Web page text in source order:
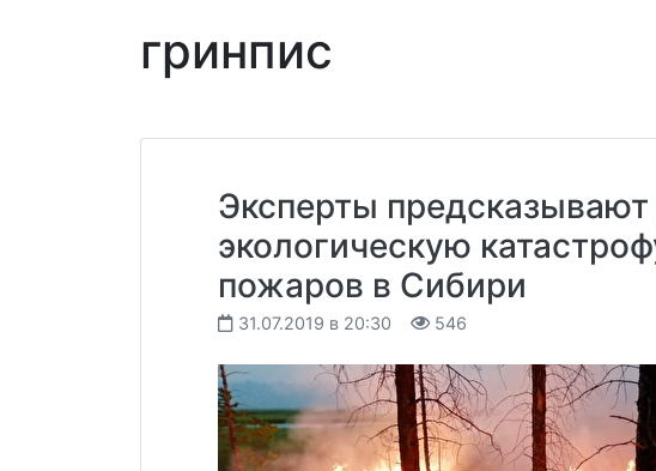
гринпис
Эксперты
экологическую
пожаров в Сибири
31.07.2019 в 20:30 546